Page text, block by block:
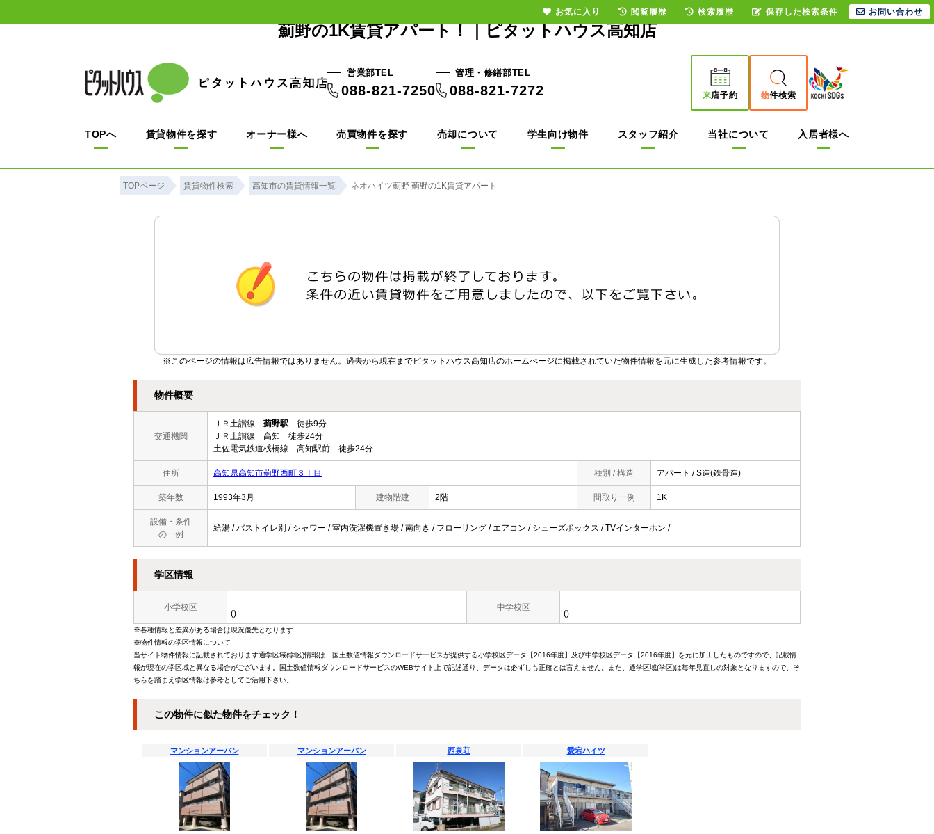
薊野の1K賃貸アパート！｜ピタットハウス高知店
営業部TEL
088-821-7250
管理・修繕部TEL
088-821-7272 来店予約 物件検索
TOPへ 賃貸物件を探す オーナー様へ 売買物件を探す 売却について 学生向け物件 スタッフ紹介 当社について 入居者様へ
TOPページ 賃貸物件検索 高知市の賃貸情報一覧 ネオハイツ薊野 薊野の1K賃貸アパート
※このページの情報は広告情報ではありません。過去から現在までピタットハウス高知店のホームぺージに掲載されていた物件情報を元に生成した参考情報です。
物件概要
交通機関
ＪＲ土讃線 薊野駅 徒歩9分
ＪＲ土讃線 高知 徒歩24分
土佐電気鉄道桟橋線 高知駅前 徒歩24分
住所 高知県高知市薊野西町３丁目 種別 / 構造 アパート / S造(鉄骨造)
築年数 1993年3月 建物階建 2階 間取り一例 1K
設備・条件
の一例
給湯 / バストイレ別 / シャワー / 室内洗濯機置き場 / 南向き / フローリング / エアコン / シューズボックス / TVインターホン /
学区情報
小学校区
()
中学校区
()
※各種情報と差異がある場合は現況優先となります
※物件情報の学区情報について
当サイト物件情報に記載されております通学区域(学区)情報は、国土数値情報ダウンロードサービスが提供する小学校区データ【2016年度】及び中学校区データ【2016年度】を元に加工したものですので、記載情
報が現在の学区域と異なる場合がございます。国土数値情報ダウンロードサービスのWEBサイト上で記述通り、データは必ずしも正確とは言えません。また、通学区域(学区)は毎年見直しの対象となりますので、そ
ちらを踏まえ学区情報は参考としてご活用下さい。
この物件に似た物件をチェック！
マンションアーバン マンションアーバン 西泉荘 愛宕ハイツ
お気に入り 閲覧履歴 検索履歴 保存した検索条件 お問い合わせ